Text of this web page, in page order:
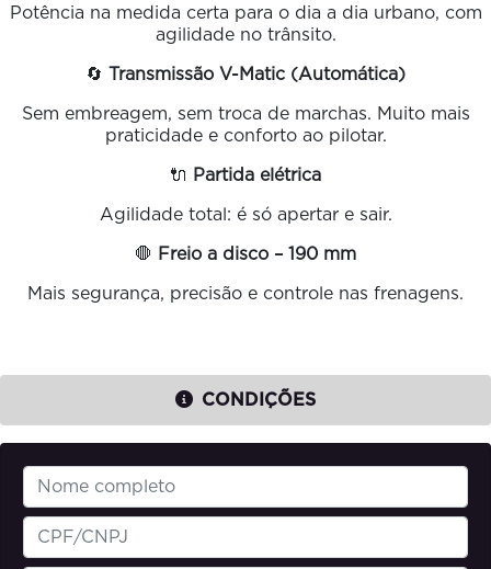
Potência na medida certa para o dia a dia urbano, com
agilidade no trânsito.
🔄 Transmissão V-Matic (Automática)
Sem embreagem, sem troca de marchas. Muito mais
praticidade e conforto ao pilotar.
🔌 Partida elétrica
Agilidade total: é só apertar e sair.
🛑 Freio a disco – 190 mm
Mais segurança, precisão e controle nas frenagens.
CONDIÇÕES